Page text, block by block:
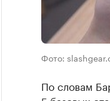
Фото:
По словам